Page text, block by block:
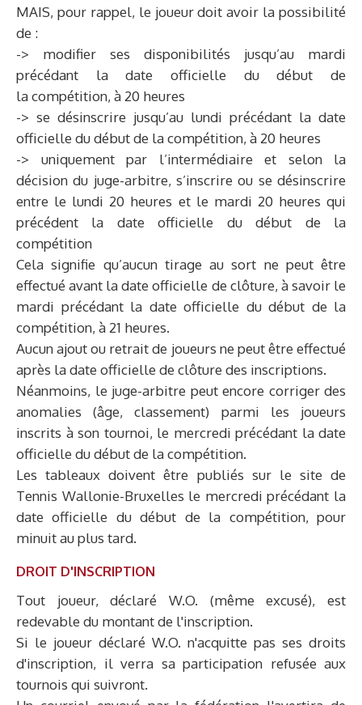
MAIS, pour rappel, le joueur doit avoir la possibilité
de :
-> modifier ses disponibilités jusqu’au mardi
précédant la date officielle du début de
la compétition, à 20 heures
-> se désinscrire jusqu’au lundi précédant la date
officielle du début de la compétition, à 20 heures
-> uniquement par l’intermédiaire et selon la
décision du juge-arbitre, s’inscrire ou se désinscrire
entre le lundi 20 heures et le mardi 20 heures qui
précédent la date officielle du début de la
compétition
Cela signifie qu’aucun tirage au sort ne peut être
effectué avant la date officielle de clôture, à savoir le
mardi précédant la date officielle du début de la
compétition, à 21 heures.
Aucun ajout ou retrait de joueurs ne peut être effectué
après la date officielle de clôture des inscriptions.
Néanmoins, le juge-arbitre peut encore corriger des
anomalies (âge, classement) parmi les joueurs
inscrits à son tournoi, le mercredi précédant la date
officielle du début de la compétition.
Les tableaux doivent être publiés sur le site de
Tennis Wallonie-Bruxelles le mercredi précédant la
date officielle du début de la compétition, pour
minuit au plus tard.
DROIT D'INSCRIPTION
Tout joueur, déclaré W.O. (même excusé), est
redevable du montant de l'inscription.
Si le joueur déclaré W.O. n'acquitte pas ses droits
d'inscription, il verra sa participation refusée aux
tournois qui suivront.